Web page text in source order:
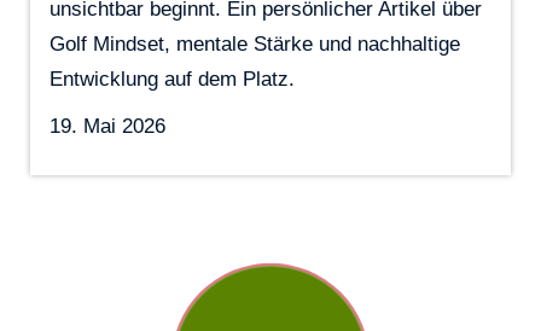
unsichtbar beginnt. Ein persönlicher Artikel über
Golf Mindset, mentale Stärke und nachhaltige
Entwicklung auf dem Platz.
19. Mai 2026